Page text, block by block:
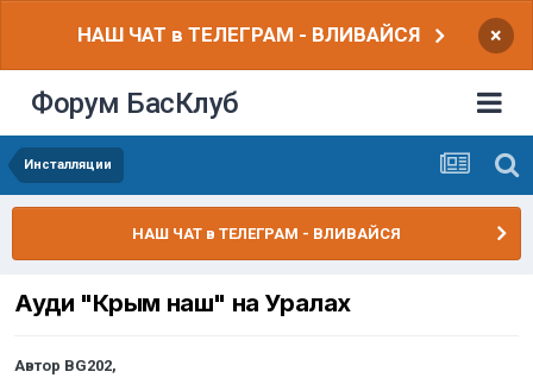
НАШ ЧАТ в ТЕЛЕГРАМ - ВЛИВАЙСЯ ×
Форум БасКлуб
Инсталляции
НАШ ЧАТ в ТЕЛЕГРАМ - ВЛИВАЙСЯ
Ауди "Крым наш" на Уралах
Автор BG202,